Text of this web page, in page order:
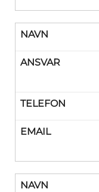
NAVN
ANSVAR
TELEFON
EMAIL
NAVN